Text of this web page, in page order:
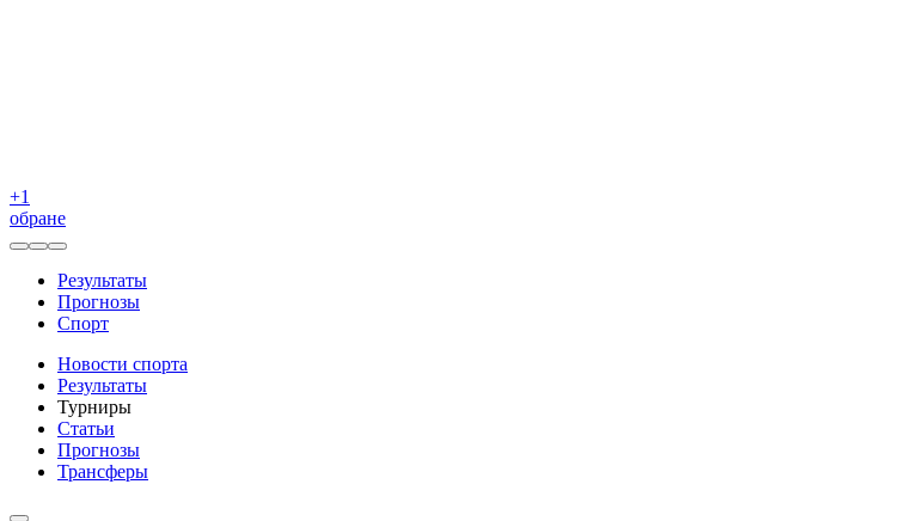
+1
обране
Результаты
Прогнозы
Спорт
Новости спорта
Результаты
Турниры
Статьи
Прогнозы
Трансферы